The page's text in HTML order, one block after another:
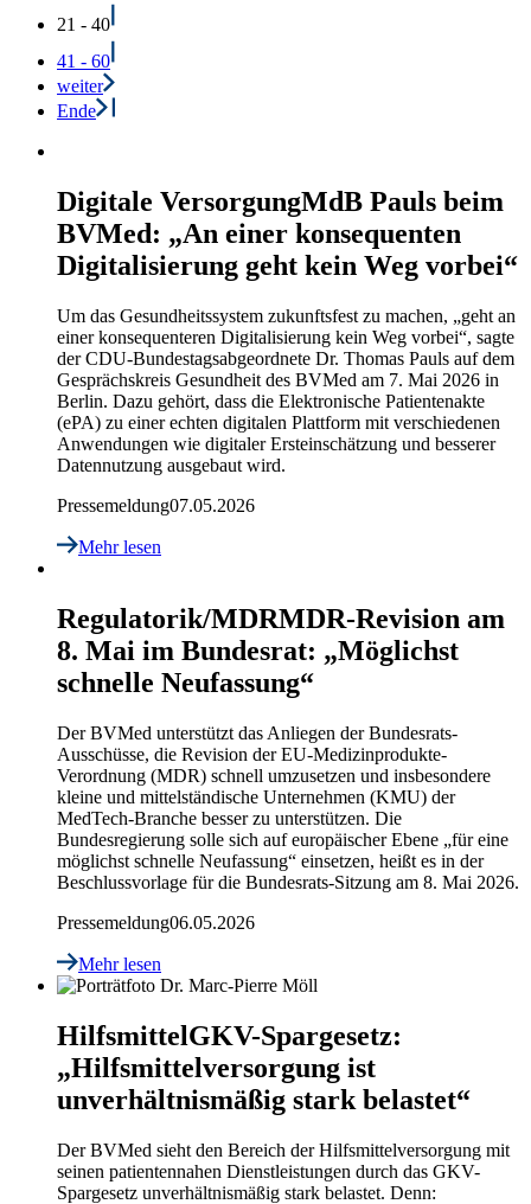
21 - 40
41 - 60
weiter
Ende
Digitale VersorgungMdB Pauls beim
BVMed: „An einer konsequenten
Digitalisierung geht kein Weg vorbei“
Um das Gesundheitssystem zukunftsfest zu machen, „geht an
einer konsequenteren Digitalisierung kein Weg vorbei“, sagte
der CDU-Bundestagsabgeordnete Dr. Thomas Pauls auf dem
Gesprächskreis Gesundheit des BVMed am 7. Mai 2026 in
Berlin. Dazu gehört, dass die Elektronische Patientenakte
(ePA) zu einer echten digitalen Plattform mit verschiedenen
Anwendungen wie digitaler Ersteinschätzung und besserer
Datennutzung ausgebaut wird.
Pressemeldung07.05.2026
Mehr lesen
Regulatorik/MDRMDR-Revision am
8. Mai im Bundesrat: „Möglichst
schnelle Neufassung“
Der BVMed unterstützt das Anliegen der Bundesrats-
Ausschüsse, die Revision der EU-Medizinprodukte-
Verordnung (MDR) schnell umzusetzen und insbesondere
kleine und mittelständische Unternehmen (KMU) der
MedTech-Branche besser zu unterstützen. Die
Bundesregierung solle sich auf europäischer Ebene „für eine
möglichst schnelle Neufassung“ einsetzen, heißt es in der
Beschlussvorlage für die Bundesrats-Sitzung am 8. Mai 2026.
Pressemeldung06.05.2026
Mehr lesen
HilfsmittelGKV-Spargesetz:
„Hilfsmittelversorgung ist
unverhältnismäßig stark belastet“
Der BVMed sieht den Bereich der Hilfsmittelversorgung mit
seinen patientennahen Dienstleistungen durch das GKV-
Spargesetz unverhältnismäßig stark belastet. Denn: